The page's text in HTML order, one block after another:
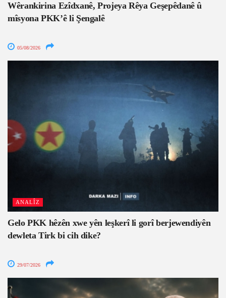
Wêrankirina Ezîdxanê, Projeya Rêya Geşepêdanê û
mîsyona PKK’ê li Şengalê
05/08/2026
ANALÎZ
Gelo PKK hêzên xwe yên leşkerî li gorî berjewendiyên
dewleta Tirk bi cih dike?
29/07/2026